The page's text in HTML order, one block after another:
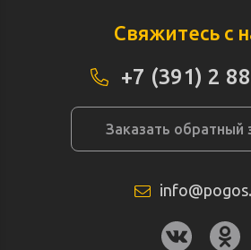
Свяжитесь с
+7 (391) 2
Заказать обратный